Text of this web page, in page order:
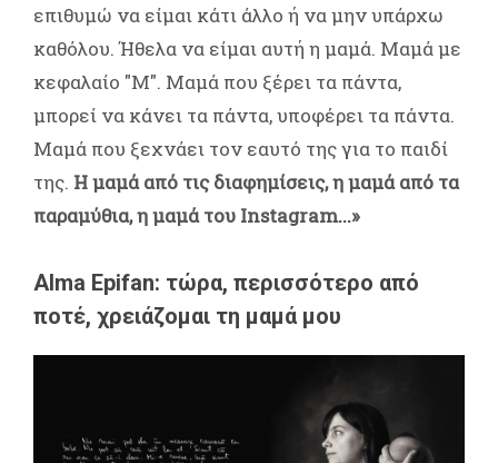
επιθυμώ να είμαι κάτι άλλο ή να μην υπάρχω
καθόλου. Ήθελα να είμαι αυτή η μαμά. Μαμά με
κεφαλαίο "Μ". Μαμά που ξέρει τα πάντα,
μπορεί να κάνει τα πάντα, υποφέρει τα πάντα.
Μαμά που ξεχνάει τον εαυτό της για το παιδί
της. Η μαμά από τις διαφημίσεις, η μαμά από τα
παραμύθια, η μαμά του Instagram...»
Alma Epifan: τώρα, περισσότερο από
ποτέ, χρειάζομαι τη μαμά μου